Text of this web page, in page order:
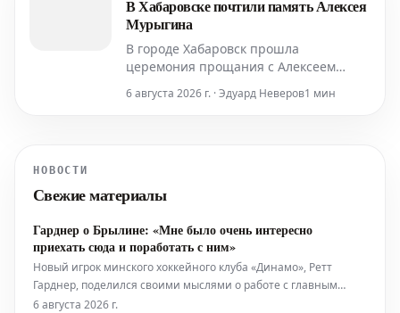
Вячеславу Третьяку и главе
В Хабаровске почтили память Алексея
Мурыгина
В городе Хабаровск прошла
церемония прощания с Алексеем
на позиции вратаря за хоккейный клуб
6 августа 2026 г. · Эдуард Неверов1 мин
НОВОСТИ
Свежие материалы
Гарднер о Брылине: «Мне было очень интересно
приехать сюда и поработать с ним»
Новый игрок минского хоккейного клуба «Динамо», Ретт
Гарднер, поделился своими мыслями о работе с главным
тренером команды, Сергеем Брылиным. Гарднер отметил, что
6 августа 2026 г.